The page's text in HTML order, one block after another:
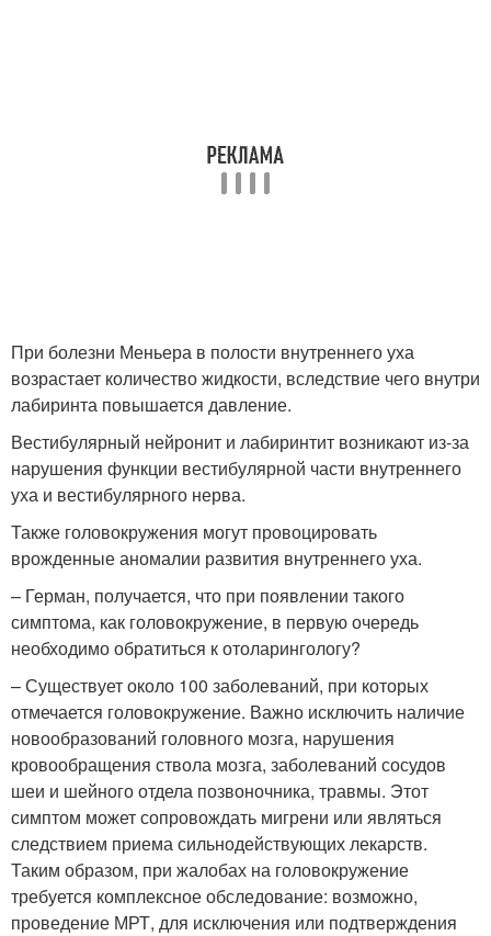
При болезни Меньера в полости внутреннего уха
возрастает количество жидкости, вследствие чего внутри
лабиринта повышается давление.
Вестибулярный нейронит и лабиринтит возникают из-за
нарушения функции вестибулярной части внутреннего
уха и вестибулярного нерва.
Также головокружения могут провоцировать
врожденные аномалии развития внутреннего уха.
– Герман, получается, что при появлении такого
симптома, как головокружение, в первую очередь
необходимо обратиться к отоларингологу?
– Существует около 100 заболеваний, при которых
отмечается головокружение. Важно исключить наличие
новообразований головного мозга, нарушения
кровообращения ствола мозга, заболеваний сосудов
шеи и шейного отдела позвоночника, травмы. Этот
симптом может сопровождать мигрени или являться
следствием приема сильнодействующих лекарств.
Таким образом, при жалобах на головокружение
требуется комплексное обследование: возможно,
проведение МРТ, для исключения или подтверждения